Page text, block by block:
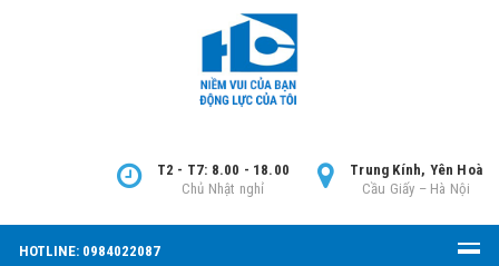
Trung Kính, Yên Hoà
Cầu Giấy – Hà Nội
T2 - T7: 8.00 - 18.00
Chủ Nhật nghỉ
HOTLINE: 0984022087